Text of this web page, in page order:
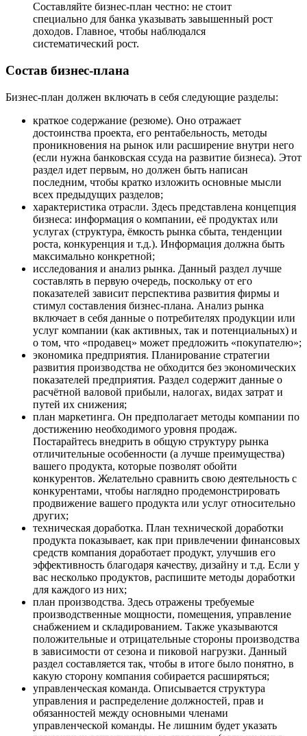
Составляйте бизнес-план честно: не стоит
специально для банка указывать завышенный рост
доходов. Главное, чтобы наблюдался
систематический рост.
Состав бизнес-плана
Бизнес-план должен включать в себя следующие разделы:
краткое содержание (резюме). Оно отражает
достоинства проекта, его рентабельность, методы
проникновения на рынок или расширение внутри него
(если нужна банковская ссуда на развитие бизнеса). Этот
раздел идет первым, но должен быть написан
последним, чтобы кратко изложить основные мысли
всех предыдущих разделов;
характеристика отрасли. Здесь представлена концепция
бизнеса: информация о компании, её продуктах или
услугах (структура, ёмкость рынка сбыта, тенденции
роста, конкуренция и т.д.). Информация должна быть
максимально конкретной;
исследования и анализ рынка. Данный раздел лучше
составлять в первую очередь, поскольку от его
показателей зависит перспектива развития фирмы и
стимул составления бизнес-плана. Анализ рынка
включает в себя данные о потребителях продукции или
услуг компании (как активных, так и потенциальных) и
о том, что «продавец» может предложить «покупателю»;
экономика предприятия. Планирование стратегии
развития производства не обходится без экономических
показателей предприятия. Раздел содержит данные о
расчётной валовой прибыли, налогах, видах затрат и
путей их снижения;
план маркетинга. Он предполагает методы компании по
достижению необходимого уровня продаж.
Постарайтесь внедрить в общую структуру рынка
отличительные особенности (а лучше преимущества)
вашего продукта, которые позволят обойти
конкурентов. Желательно сравнить свою деятельность с
конкурентами, чтобы наглядно продемонстрировать
продвижение вашего продукта или услуг относительно
других;
техническая доработка. План технической доработки
продукта показывает, как при привлечении финансовых
средств компания доработает продукт, улучшив его
эффективность благодаря качеству, дизайну и т.д. Если у
вас несколько продуктов, распишите методы доработки
для каждого из них;
план производства. Здесь отражены требуемые
производственные мощности, помещения, управление
снабжением и складированием. Также указываются
положительные и отрицательные стороны производства
в зависимости от сезона и пиковой нагрузки. Данный
раздел составляется так, чтобы в итоге было понятно, в
какую сторону компания собирается расширяться;
управленческая команда. Описывается структура
управления и распределение должностей, прав и
обязанностей между основными членами
управленческой команды. Не лишним будет указать